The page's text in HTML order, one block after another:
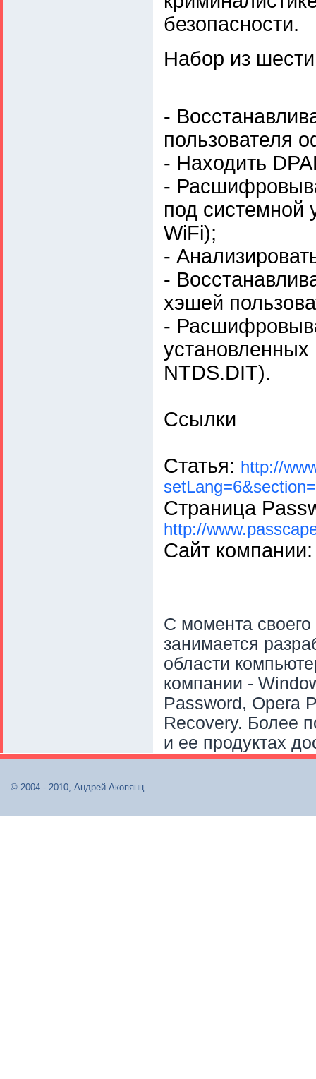
безопасности.
Набор из
-
пользователя
- Находить
-
под системной
WiFi);
-
-
хэшей
-
установленных
NTDS.DIT).
Ссылки
Статья: http://
Страница
http://
Сайт
С момента
занимается
области
компании -
Password, Opera
Recovery. Более
и ее продуктах
© 2004 - 2010, Андрей Акопянц